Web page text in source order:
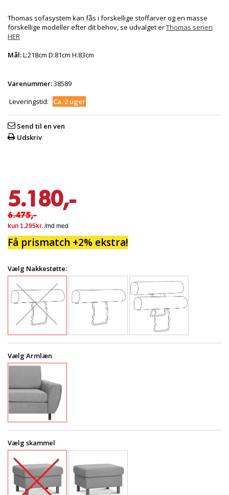
Thomas sofasystem kan fås i forskellige stoffarver og en masse
forskellige modeller efter dit behov, se udvalget erThomas serien
HER
Mål:L:218cm D:81cm H:83cm
Varenummer:38589
Leveringstid:
Ca. 2 uger
Send til en ven
Udskriv
5.180,-
6.475,-
Få prismatch +2% ekstra!
Vælg Nakkestøtte:
Vælg Armlæn
Vælg skammel